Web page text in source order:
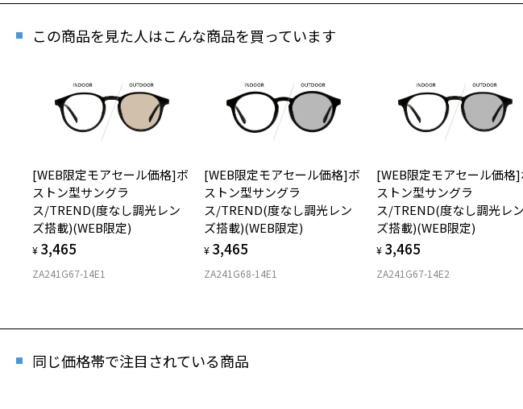
お気に入り
お気に入
お気に
[WEB限定セール価格
ズ搭載)(WEB限定商品)
商品番号：ZC241G10-14E3/フレー
※商品が再入荷された際にメールでお知らせします。
この商品を見た人はこんな商品を買っています
[WEB限定モアセール価格]ボ
ストン型サングラ
ス/TREND(度なし調光レン
ズ搭載)(WEB限定)
¥ 3,465
ZA241G67-14E1
[WEB限定モアセール価格]ボ
ストン型サングラ
ス/TREND(度なし調光レン
ズ搭載)(WEB限定)
¥ 3,465
ZA241G68-14E1
[WEB限定モアセール価格]
ストン型サングラ
ス/TREND(度なし調光レン
ズ搭載)(WEB限定)
¥ 3,465
ZA241G67-14E2
同じ価格帯で注目されている商品